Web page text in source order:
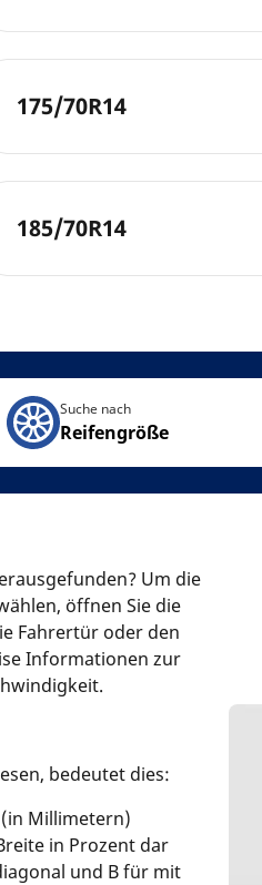
175/70R14
185/70R14
Suche nach
Reifengröße
Um die
öffnen Sie die
Fahrertür oder den
Informationen zur
bedeutet dies:
Millimetern)
in Prozent dar
und B für mit